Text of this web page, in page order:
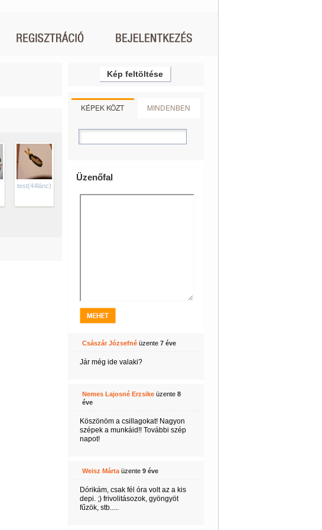
test(44lánc)
Kép feltöltése
KÉPEK KÖZT MINDENBEN
Üzenőfal
Császár Józsefnéüzente 7 éve
Jár még ide valaki?
Nemes Lajosné Erzsikeüzente 8
éve
Köszönöm a csillagokat! Nagyon
szépek a munkáid!! További szép
napot!
Weisz Mártaüzente 9 éve
Dórikám, csak fél óra volt az a kis
depi. ;) frivolitásozok, gyöngyöt
fűzök, stb.....